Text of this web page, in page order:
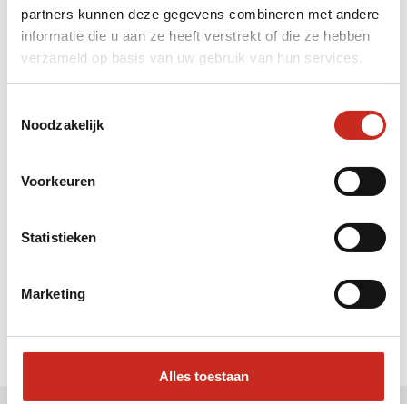
partners kunnen deze gegevens combineren met andere
informatie die u aan ze heeft verstrekt of die ze hebben
verzameld op basis van uw gebruik van hun services.
Noodzakelijk
Voorkeuren
Statistieken
Marketing
Alles toestaan
Liever meteen contact met
Sarah ?
Mail: info@dim-sum.nl